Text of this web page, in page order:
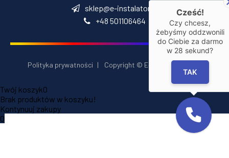
sklep@e-instalator.pl
+48 501106464
Polityka prywatności | Copyright © E‑Installator 2026
Twój koszyk0
Brak produktów w koszyku!
Kontynuuj zakupy
0
Cześć!
Czy chcesz,
żebyśmy oddzwonili
do Ciebie za darmo
w 28 sekund?
TAK